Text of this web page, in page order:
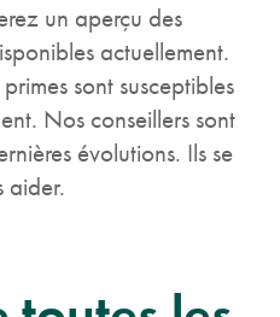
un aperçu des
actuellement.
sont susceptibles
Nos conseillers sont
évolutions. Ils se
aider.